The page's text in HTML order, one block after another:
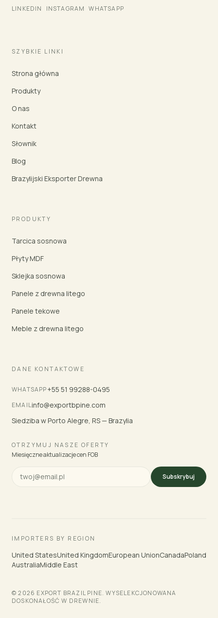
LINKEDIN INSTAGRAM WHATSAPP
SZYBKIE LINKI
Strona główna
Produkty
O nas
Kontakt
Słownik
Blog
Brazylijski Eksporter Drewna
PRODUKTY
Tarcica sosnowa
Płyty MDF
Sklejka sosnowa
Panele z drewna litego
Panele tekowe
Meble z drewna litego
DANE KONTAKTOWE
WHATSAPP+55 51 99288-0495
EMAILinfo@exportbpine.com
Siedziba w Porto Alegre, RS — Brazylia
OTRZYMUJ NASZE OFERTY
Miesięczne aktualizacje cen FOB
Subskrybuj
IMPORTERS BY REGION
United StatesUnited KingdomEuropean UnionCanadaPoland
AustraliaMiddle East
© 2026 EXPORT BRAZIL PINE. WYSELEKCJONOWANA
DOSKONAŁOŚĆ W DREWNIE.